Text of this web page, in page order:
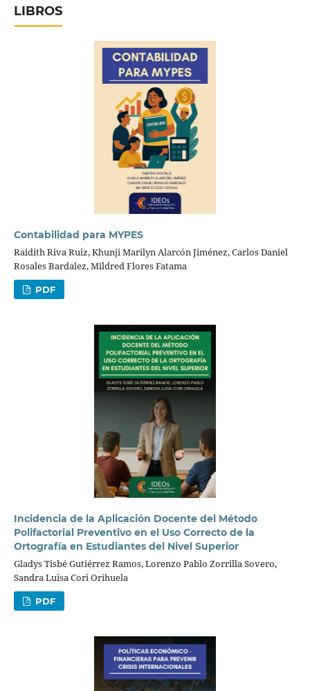
LIBROS
Contabilidad para MYPES
Raidith Riva Ruiz, Khunji Marilyn Alarcón Jiménez, Carlos Daniel
Rosales Bardalez, Mildred Flores Fatama
PDF
Incidencia de la Aplicación Docente del Método
Polifactorial Preventivo en el Uso Correcto de la
Ortografía en Estudiantes del Nivel Superior
Gladys Tisbé Gutiérrez Ramos, Lorenzo Pablo Zorrilla Sovero,
Sandra Luisa Cori Orihuela
PDF